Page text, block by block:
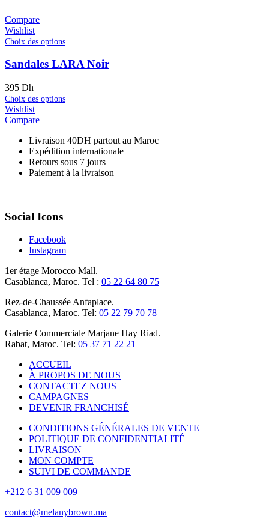
Compare
Wishlist
Choix des options
Sandales LARA Noir
395 Dh
Choix des options
Wishlist
Compare
Livraison 40DH partout au Maroc
Expédition internationale
Retours sous 7 jours
Paiement à la livraison
Social Icons
Facebook
Instagram
1er étage Morocco Mall.
Casablanca, Maroc. Tel : 05 22 64 80 75
Rez-de-Chaussée Anfaplace.
Casablanca, Maroc. Tel: 05 22 79 70 78
Galerie Commerciale Marjane Hay Riad.
Rabat, Maroc. Tel: 05 37 71 22 21
ACCUEIL
À PROPOS DE NOUS
CONTACTEZ NOUS
CAMPAGNES
DEVENIR FRANCHISÉ
CONDITIONS GÉNÉRALES DE VENTE
POLITIQUE DE CONFIDENTIALITÉ
LIVRAISON
MON COMPTE
SUIVI DE COMMANDE
+212 6 31 009 009
contact@melanybrown.ma